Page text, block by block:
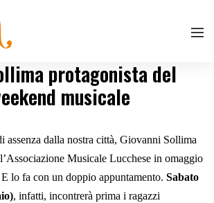
protagonista del
musicale
assenza dalla nostra città, Giovanni Sollima
Musicale Lucchese in omaggio
lo fa con un doppio appuntamento. Sabato
, infatti, incontrerà prima i ragazzi